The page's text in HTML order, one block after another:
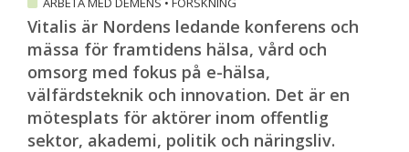
Vitalis är Nordens ledande konferens och
mässa för framtidens hälsa, vård och
omsorg med fokus på e-hälsa,
välfärdsteknik och innovation. Det är en
mötesplats för aktörer inom offentlig
sektor, akademi, politik och näringsliv.